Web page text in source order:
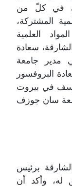
في كلّ من
المشتركة،
العلمية
سعادة
مدير جامعة
البروفسور
في بيروت
سان جوزف
برئيس
له، وأكد أن